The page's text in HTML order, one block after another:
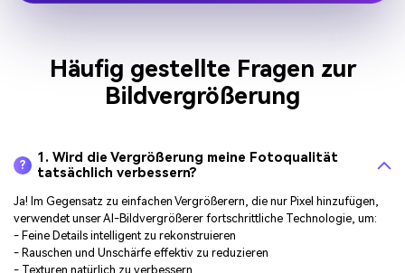
Häufig gestellte Fragen zur
Bildvergrößerung
?
1. Wird die Vergrößerung meine Fotoqualität
tatsächlich verbessern?
Ja! Im Gegensatz zu einfachen Vergrößerern, die nur Pixel hinzufügen,
verwendet unser AI-Bildvergrößerer fortschrittliche Technologie, um:
- Feine Details intelligent zu rekonstruieren
- Rauschen und Unschärfe effektiv zu reduzieren
- Texturen natürlich zu verbessern